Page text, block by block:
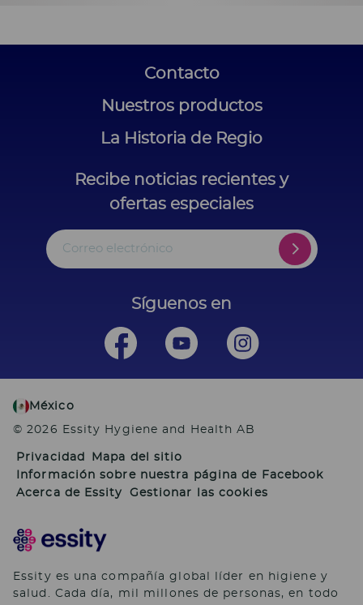
Contacto
Nuestros productos
La Historia de Regio
Recibe noticias recientes y
ofertas especiales
Correo electrónico
Síguenos en
México
© 2026 Essity Hygiene and Health AB
Privacidad
Mapa del sitio
Información sobre nuestra página de Facebook
Acerca de Essity
Gestionar las cookies
Essity es una compañía global líder en higiene y
salud. Cada día, mil millones de personas, en todo